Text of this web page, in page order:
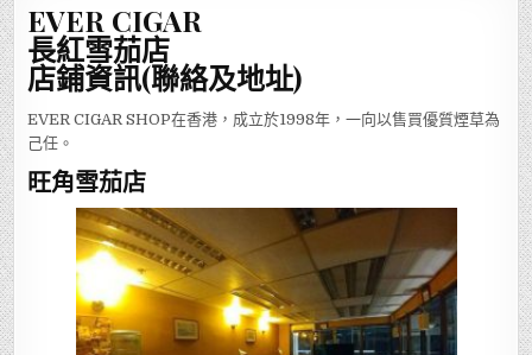
EVER CIGAR
長紅雪茄店
店鋪資訊(聯絡及地址)
EVER CIGAR SHOP在香港，成立於1998年，一向以售買優質煙草為
己任。
旺角雪茄店